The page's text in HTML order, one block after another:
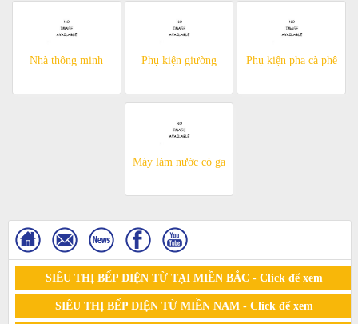
Nhà thông minh Phụ kiện giường Phụ kiện pha cà phê
Máy làm nước có ga
SIÊU THỊ BẾP ĐIỆN TỪ TẠI MIỀN BẮC - Click để xem
SIÊU THỊ BẾP ĐIỆN TỪ MIỀN NAM - Click để xem